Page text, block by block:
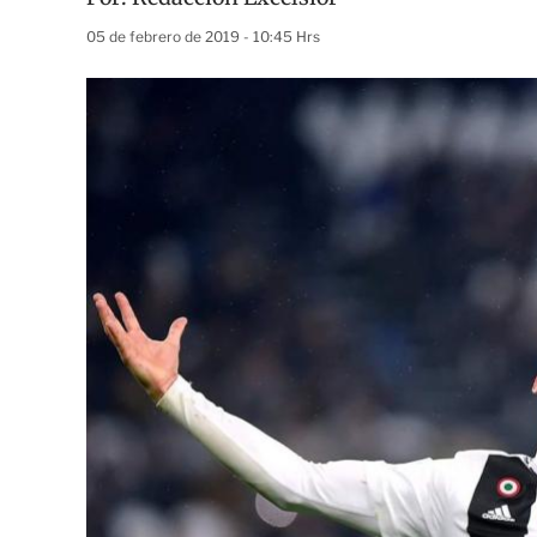
05 de febrero de 2019 - 10:45 Hrs